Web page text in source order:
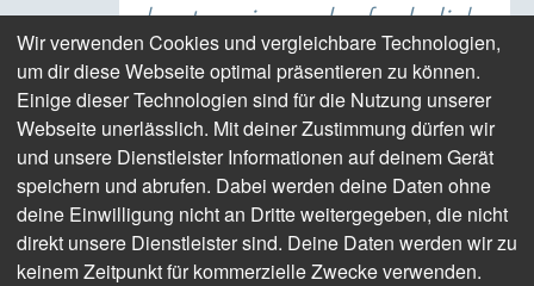
heute zwingend erforderlich,
uns über einen fachlichen
wie auch interdisziplinären
Austausch zu vernetzen. So
schaffen und nutzen wir
eine große Wissensbasis
und beschleunigen die
Wir verwenden Cookies und vergleichbare Technologien,
um dir diese Webseite optimal präsentieren zu können.
Einige dieser Technologien sind für die Nutzung unserer
Webseite unerlässlich. Mit deiner Zustimmung dürfen wir
und unsere Dienstleister Informationen auf deinem Gerät
speichern und abrufen. Dabei werden deine Daten ohne
deine Einwilligung nicht an Dritte weitergegeben, die nicht
direkt unsere Dienstleister sind. Deine Daten werden wir zu
keinem Zeitpunkt für kommerzielle Zwecke verwenden.